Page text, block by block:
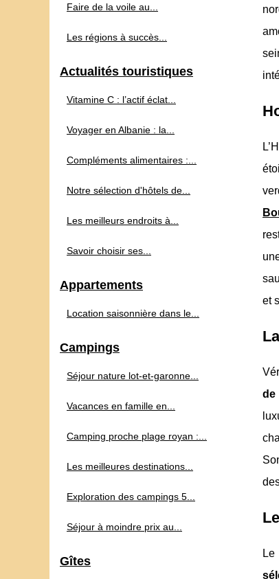
et
de
Faire de la voile au...
Les régions à succès...
Actualités touristiques
Vitamine C : l’actif éclat...
Voyager en Albanie : la...
Compléments alimentaires :...
Notre sélection d'hôtels de...
Les meilleurs endroits à...
Savoir choisir ses...
Appartements
Location saisonnière dans le...
Campings
Séjour nature lot-et-garonne...
Vacances en famille en...
Camping proche plage royan :...
Les meilleures destinations...
Exploration des campings 5...
Séjour à moindre prix au...
Gîtes